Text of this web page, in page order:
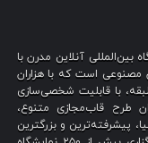
بین‌المللی آنلاین مدرن با
مصنوعی است که با هزاران
با قابلیت شخصی‌سازی
طرح قاب‌مجازی متنوع،
پیشرفته‌ترین و بزرگترین